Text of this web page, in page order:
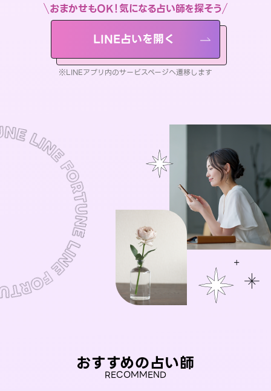
おまかせもOK！気になる占い師を探そう
LINE占いを開く
※LINEアプリ内のサービスページへ遷移します
おすすめの占い師
RECOMMEND